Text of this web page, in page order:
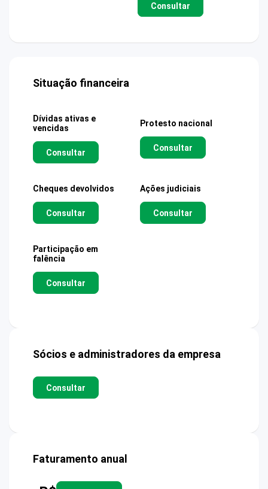
Consultar
Situação financeira
Dívidas ativas e
vencidas
Consultar
Protesto nacional
Consultar
Cheques devolvidos
Consultar
Ações judiciais
Consultar
Participação em
falência
Consultar
Sócios e administradores da empresa
Consultar
Faturamento anual